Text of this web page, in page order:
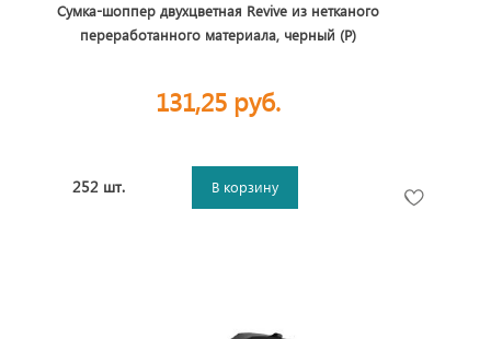
Сумка-шоппер двухцветная Revive из нетканого
переработанного материала, черный (Р)
131,25 руб.
252 шт. В корзину